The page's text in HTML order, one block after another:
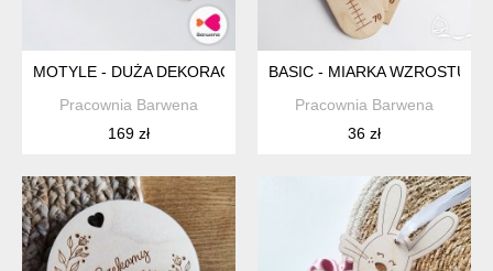
MOTYLE - DUŻA DEKORACJA ŚCIANY
Pracownia Barwena
169 zł
BASIC - MIARKA WZROSTU
Pracownia Barwena
36 zł